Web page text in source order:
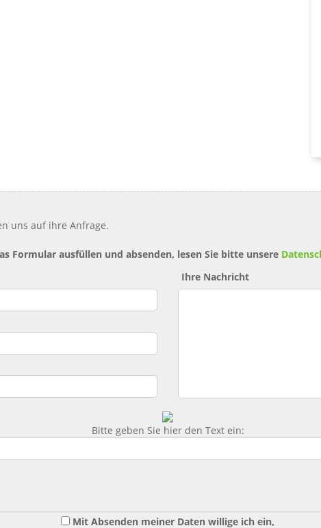
uns auf ihre Anfrage.
Formular ausfüllen und absenden, lesen Sie bitte unsere
Ihre Nachricht
Bitte geben Sie hier den Text ein:
Mit Absenden meiner Daten willige ich ein,